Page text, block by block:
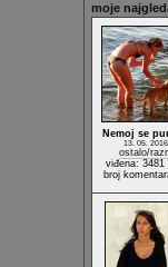
moje
Nemoj se
13. 05. 2016.
ostalo/
viđena: 3481
broj